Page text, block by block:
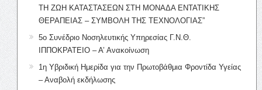
ΤΗ ΖΩΗ ΚΑΤΑΣΤΑΣΕΩΝ ΣΤΗ ΜΟΝΑΔΑ ΕΝΤΑΤΙΚΗΣ
ΘΕΡΑΠΕΙΑΣ – ΣΥΜΒΟΛΗ ΤΗΣ ΤΕΧΝΟΛΟΓΙΑΣ”
5ο Συνέδριο Νοσηλευτικής Υπηρεσίας Γ.Ν.Θ.
ΙΠΠΟΚΡΑΤΕΙΟ – Α’ Ανακοίνωση
1η Υβριδική Ημερίδα για την Πρωτοβάθμια Φροντίδα Υγείας
– Αναβολή εκδήλωσης